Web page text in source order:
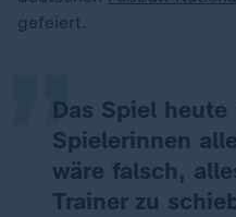
gefeiert.
Das Spiel
Spielerinnen
wäre falsch,
Trainer zu
„